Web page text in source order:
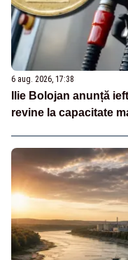
6 aug. 2026, 17:38
Ilie Bolojan anunță
revine la capacitate